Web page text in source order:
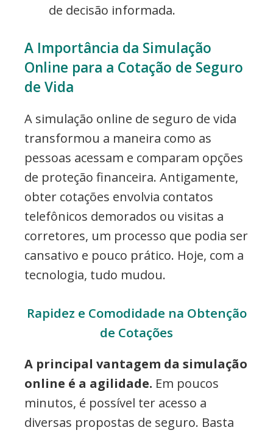
de decisão informada.
A Importância da Simulação
Online para a Cotação de Seguro
de Vida
A simulação online de seguro de vida
transformou a maneira como as
pessoas acessam e comparam opções
de proteção financeira. Antigamente,
obter cotações envolvia contatos
telefônicos demorados ou visitas a
corretores, um processo que podia ser
cansativo e pouco prático. Hoje, com a
tecnologia, tudo mudou.
Rapidez e Comodidade na Obtenção
de Cotações
A principal vantagem da simulação
online é a agilidade. Em poucos
minutos, é possível ter acesso a
diversas propostas de seguro. Basta